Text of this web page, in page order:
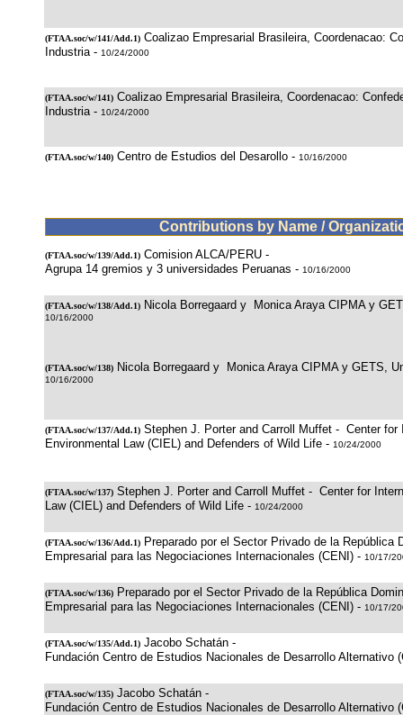
(FTAA.soc/w/141/Add.1) Coalizao Empresarial Brasileira, Coordenacao:
Industria - 10/24/2000
(FTAA.soc/w/141) Coalizao Empresarial Brasileira, Coordenacao:
Industria - 10/24/2000
(FTAA.soc/w/140) Centro de Estudios del Desarollo - 10/16/2000
Contributions by Name /
(FTAA.soc/w/139/Add.1) Comision ALCA/PERU -
Agrupa 14 gremios y 3 universidades Peruanas - 10/16/2000
(FTAA.soc/w/138/Add.1) Nicola Borregaard y Monica Araya CIPMA y
10/16/2000
(FTAA.soc/w/138) Nicola Borregaard y Monica Araya CIPMA y GETS,
10/16/2000
(FTAA.soc/w/137/Add.1) Stephen J. Porter and Carroll Muffet - Center for
Environmental Law (CIEL) and Defenders of Wild Life - 10/24/2000
(FTAA.soc/w/137) Stephen J. Porter and Carroll Muffet - Center for
Law (CIEL) and Defenders of Wild Life - 10/24/2000
(FTAA.soc/w/136/Add.1) Preparado por el Sector Privado de la República
Empresarial para las Negociaciones Internacionales (CENI) - 10/17/
(FTAA.soc/w/136) Preparado por el Sector Privado de la República
Empresarial para las Negociaciones Internacionales (CENI) - 10/17/
(FTAA.soc/w/135/Add.1) Jacobo Schatán -
Fundación Centro de Estudios Nacionales de Desarrollo Alternativo
(FTAA.soc/w/135) Jacobo Schatán -
Fundación Centro de Estudios Nacionales de Desarrollo Alternativo